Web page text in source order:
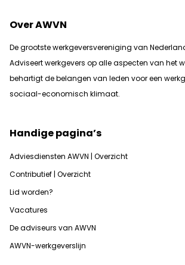
Over AWVN
De grootste werkgeversvereniging van
Adviseert werkgevers op alle aspecten van het
behartigt de belangen van leden voor een
sociaal-economisch klimaat.
Handige pagina’s
Adviesdiensten AWVN | Overzicht
Contributief | Overzicht
Lid worden?
Vacatures
De adviseurs van AWVN
AWVN-werkgeverslijn